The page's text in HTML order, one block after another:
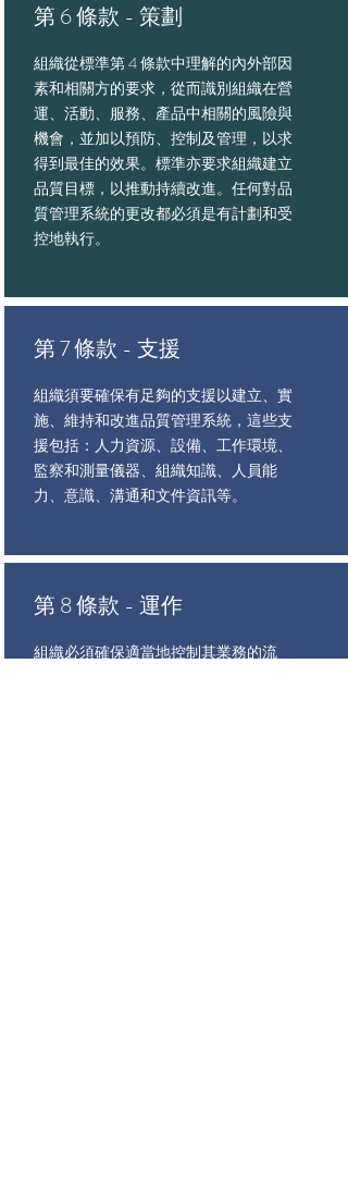
第 6 條款 - 策劃
組織從標準第 4 條款中理解的內外部因
素和相關方的要求，從而識別組織在營
運、活動、服務、產品中相關的風險與
機會，並加以預防、控制及管理，以求
得到最佳的效果。標準亦要求組織建立
品質目標，以推動持續改進。任何對品
質管理系統的更改都必須是有計劃和受
控地執行。
第 7 條款 - 支援
組織須要確保有足夠的支援以建立、實
施、維持和改進品質管理系統，這些支
援包括：人力資源、設備、工作環境、
監察和測量儀器、組織知識、人員能
力、意識、溝通和文件資訊等。
第 8 條款 - 運作
組織必須確保適當地控制其業務的流